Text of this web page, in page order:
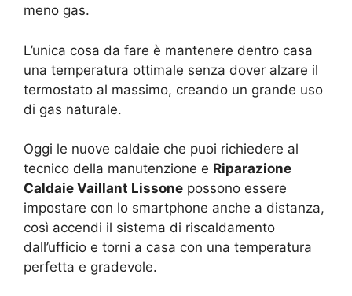
meno gas.
L’unica cosa da fare è mantenere dentro casa
una temperatura ottimale senza dover alzare il
termostato al massimo, creando un grande uso
di gas naturale.
Oggi le nuove caldaie che puoi richiedere al
tecnico della manutenzione e Riparazione
Caldaie Vaillant Lissone possono essere
impostare con lo smartphone anche a distanza,
così accendi il sistema di riscaldamento
dall’ufficio e torni a casa con una temperatura
perfetta e gradevole.